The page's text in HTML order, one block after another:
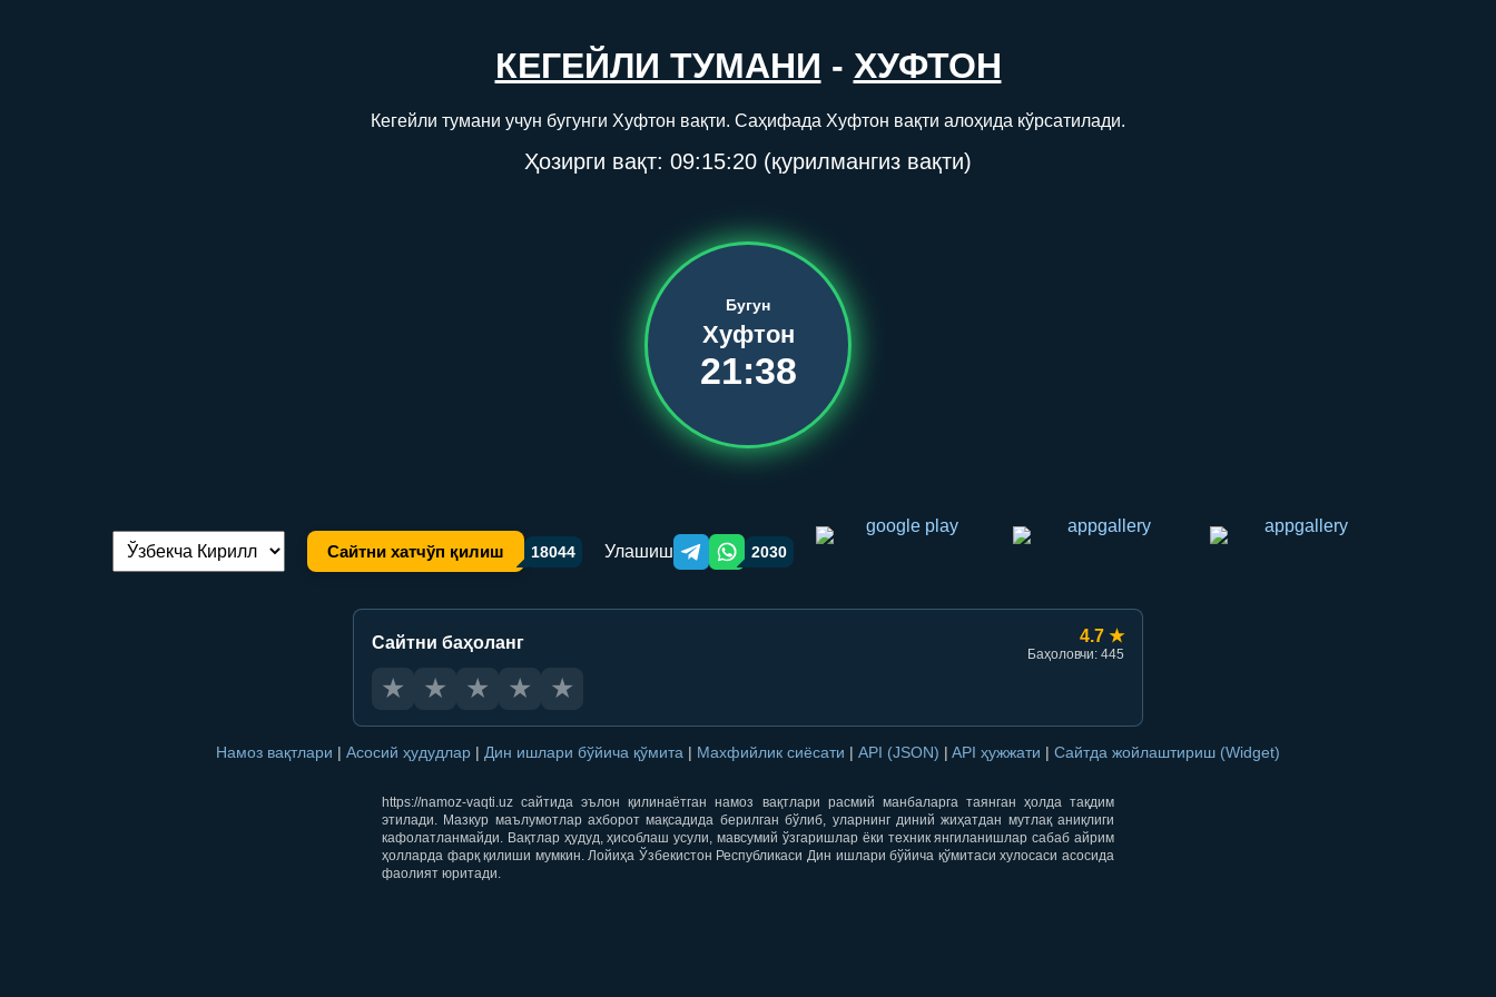
КЕГЕЙЛИ ТУМАНИ - ХУФТОН
Кегейли тумани учун бугунги Хуфтон вақти. Саҳифада Хуфтон вақти алоҳида кўрсатилади.
Ҳозирги вақт: 09:15:20 (қурилмангиз вақти)
Бугун
Хуфтон
21:38
Тилни алмаштириш: Сайтни хатчўп қилиш 18044 Улашиш Telegram orqali ulashish
WhatsApp orqali ulashish
2030
Сайтни баҳоланг 4.7 ★
Баҳоловчи: 445
★ ★ ★ ★ ★
Намоз вақтлари | Асосий ҳудудлар | Дин ишлари бўйича қўмита | Махфийлик сиёсати | API (JSON) | API ҳужжати | Сайтда жойлаштириш (Widget)
https://namoz-vaqti.uz сайтида эълон қилинаётган намоз вақтлари расмий манбаларга таянган ҳолда тақдим
этилади. Мазкур маълумотлар ахборот мақсадида берилган бўлиб, уларнинг диний жиҳатдан мутлақ аниқлиги
кафолатланмайди. Вақтлар ҳудуд, ҳисоблаш усули, мавсумий ўзгаришлар ёки техник янгиланишлар сабаб айрим
ҳолларда фарқ қилиши мумкин. Лойиҳа Ўзбекистон Республикаси Дин ишлари бўйича қўмитаси хулосаси асосида
фаолият юритади.